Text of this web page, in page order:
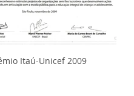
Itaú-Unicef 2009